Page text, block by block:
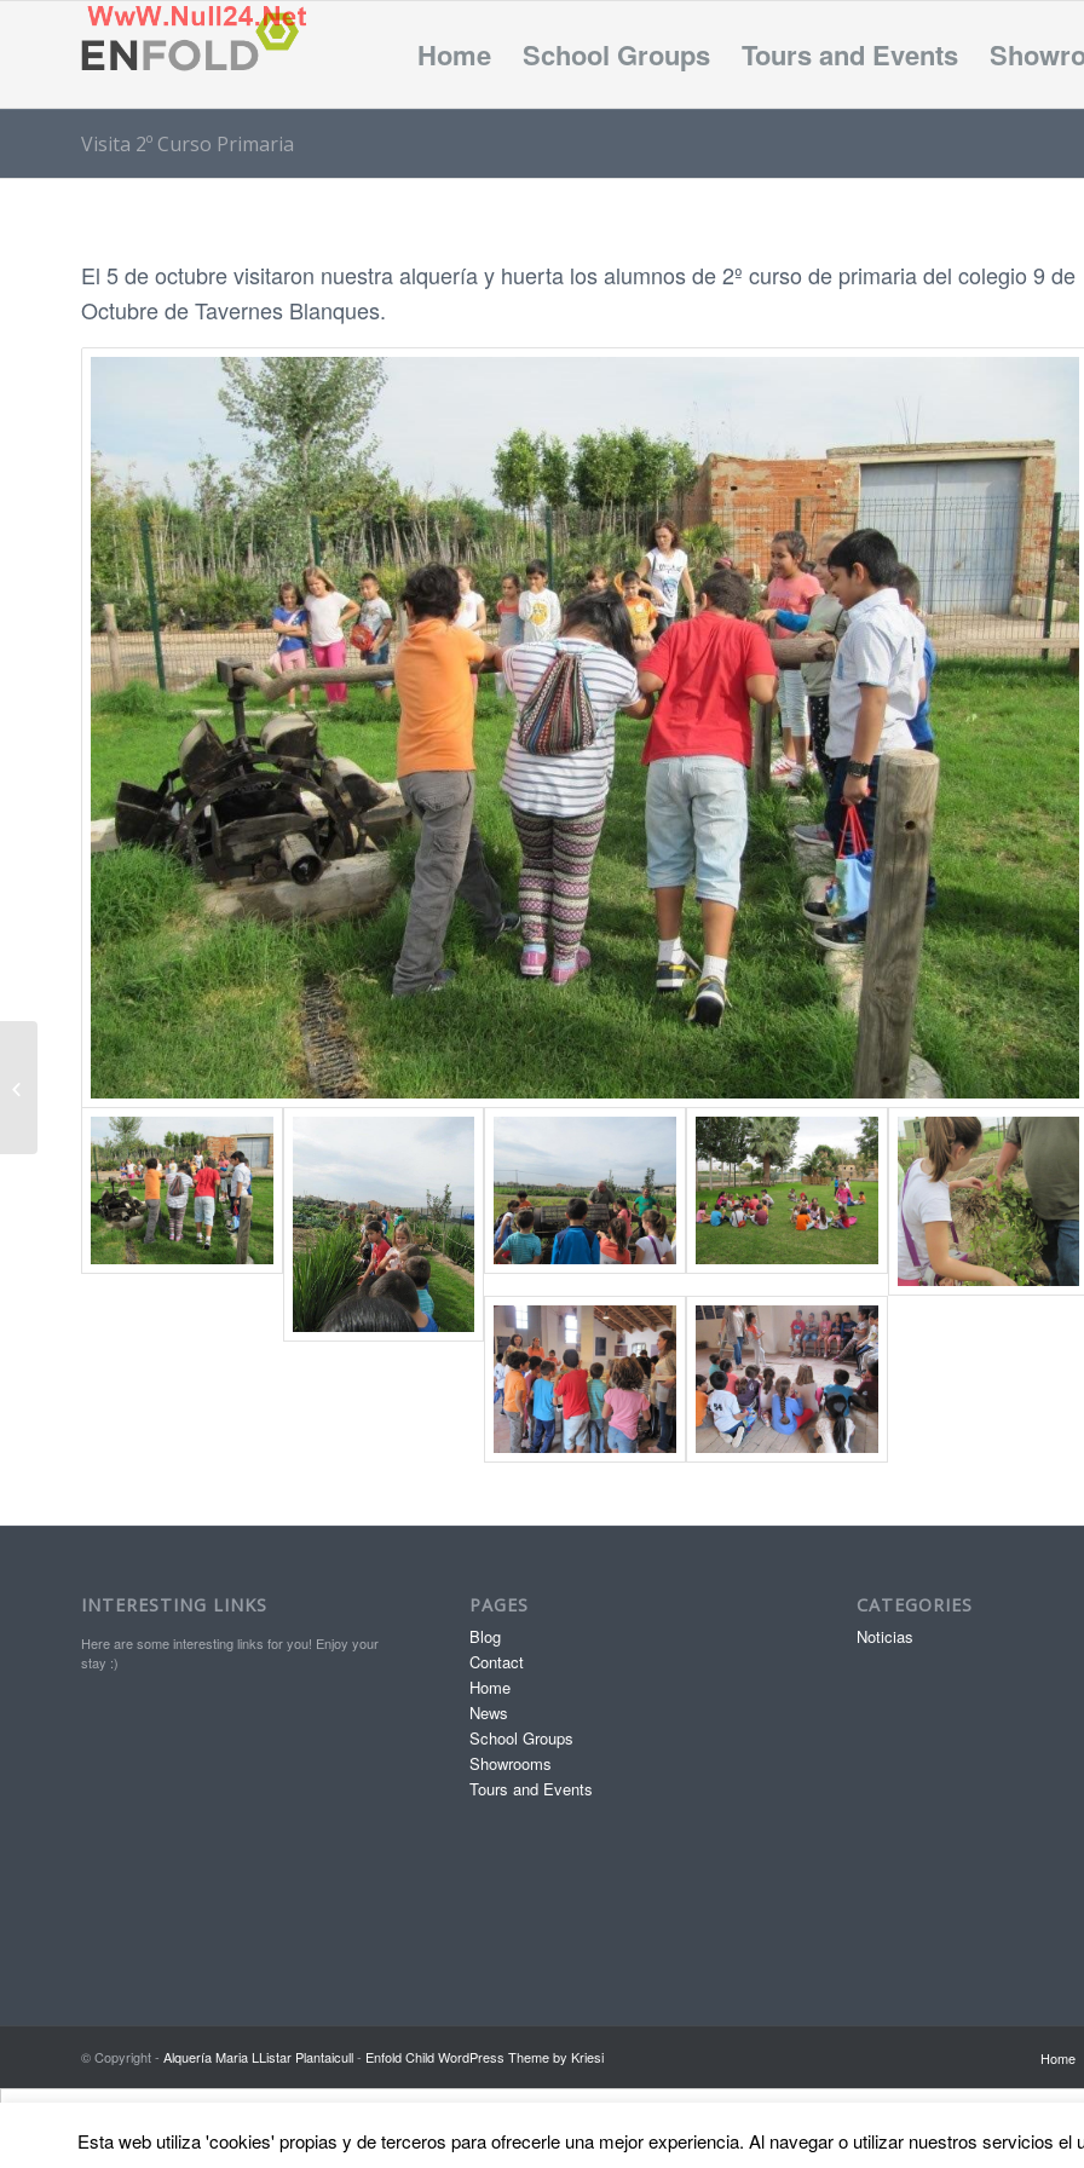
Home School Groups Tours and Events
Visita 2º Curso Primaria
El 5 de octubre visitaron nuestra alquería y huerta los alumnos de 2º curso de primaria del colegio 9 de
Octubre de Tavernes Blanques.
INTERESTING LINKS
Here are some interesting links for you! Enjoy your
stay :)
PAGES
Blog
Contact
Home
News
School Groups
Showrooms
Tours and Events
CATEGORIES
Noticias
© Copyright - Alquería Maria LListar Plantaicull- Enfold Child WordPress Theme by Kriesi Home
Jornada Puertas
Abiertas
Esta web utiliza 'cookies' propias y de terceros para ofrecerle una mejor experiencia. Al navegar o utilizar nuestros servicios